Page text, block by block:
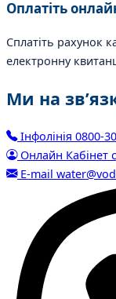
Оплатіть
Сплатіть рахунок
електронну
Ми на
Інфолінія 0800-
Онлайн Кабінет
E-mail